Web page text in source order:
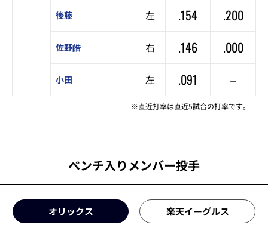
後藤 左 .154 .200
佐野皓 右 .146 .000
小田 左 .091 –
※直近打率は直近5試合の打率です。
ベンチ入りメンバー投手
オリックス 楽天イーグルス